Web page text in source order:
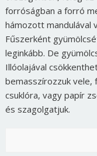
forróságban a forró
hámozott mandulával
Fűszerként
leginkább. De
Illóolajával
bemasszírozzuk vele,
csuklóra, vagy papír
és szagolgatjuk.